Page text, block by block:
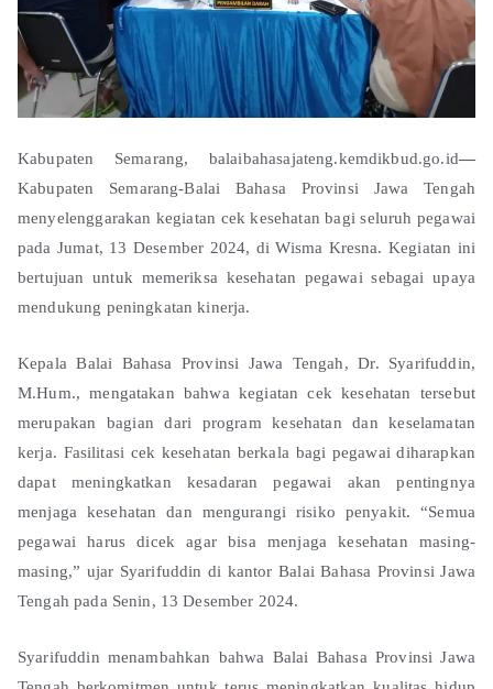
Kabupaten Semarang, balaibahasajateng.kemdikbud.go.id—
Kabupaten Semarang-Balai Bahasa Provinsi Jawa Tengah
menyelenggarakan kegiatan cek kesehatan bagi seluruh pegawai
pada Jumat, 13 Desember 2024, di Wisma Kresna. Kegiatan ini
bertujuan untuk memeriksa kesehatan pegawai sebagai upaya
mendukung peningkatan kinerja.
Kepala Balai Bahasa Provinsi Jawa Tengah, Dr. Syarifuddin,
M.Hum., mengatakan bahwa kegiatan cek kesehatan tersebut
merupakan bagian dari program kesehatan dan keselamatan
kerja. Fasilitasi cek kesehatan berkala bagi pegawai diharapkan
dapat meningkatkan kesadaran pegawai akan pentingnya
menjaga kesehatan dan mengurangi risiko penyakit. “Semua
pegawai harus dicek agar bisa menjaga kesehatan masing-
masing,” ujar Syarifuddin di kantor Balai Bahasa Provinsi Jawa
Tengah pada Senin, 13 Desember 2024.
Syarifuddin menambahkan bahwa Balai Bahasa Provinsi Jawa